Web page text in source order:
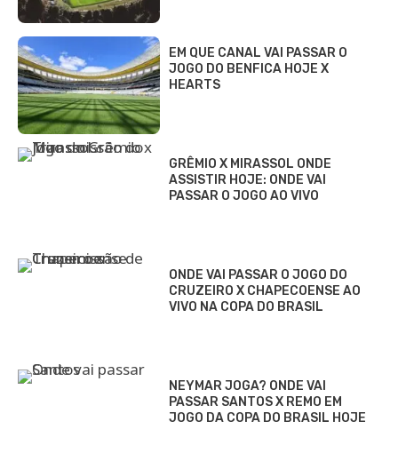
EM QUE CANAL VAI PASSAR O
JOGO DO BENFICA HOJE X
HEARTS
GRÊMIO X MIRASSOL ONDE
ASSISTIR HOJE: ONDE VAI
PASSAR O JOGO AO VIVO
ONDE VAI PASSAR O JOGO DO
CRUZEIRO X CHAPECOENSE AO
VIVO NA COPA DO BRASIL
NEYMAR JOGA? ONDE VAI
PASSAR SANTOS X REMO EM
JOGO DA COPA DO BRASIL HOJE